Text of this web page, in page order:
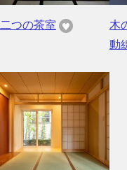
二つの茶室
木
動